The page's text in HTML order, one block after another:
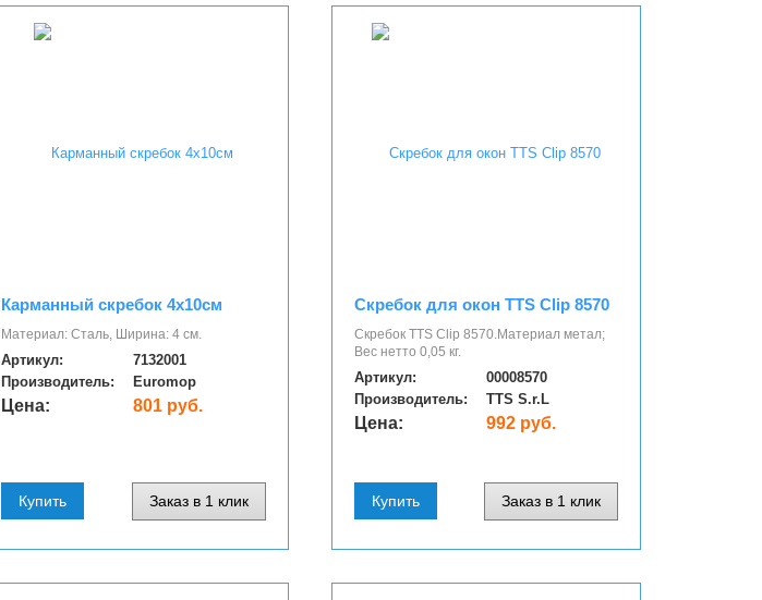
Карманный скребок 4х10см
Материал: Сталь, Ширина: 4 см.
Артикул:
7132001
Производитель:
Euromop
Цена: 801 руб.
Купить Заказ в 1 клик
Скребок для окон TTS Clip 8570
Скребок TTS Clip 8570.Материал метал;
Вес нетто 0,05 кг.
Артикул:
00008570
Производитель:
TTS S.r.L
Цена: 992 руб.
Купить Заказ в 1 клик